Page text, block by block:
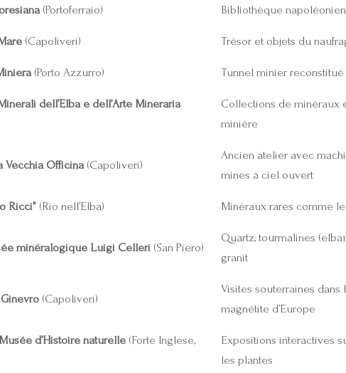
(Portoferraio) Bibliothèque
(Capoliveri) Trésor et objets du
(Porto Azzurro) Tunnel minier
dell’Elba e dell’Arte Mineraria
Collections de minéraux
minière
Vecchia Officina(Capoliveri)
Ancien atelier avec
mines à ciel ouvert
Ricci”(Rio nell’Elba) Minéraux rares comme
minéralogique Luigi Celleri(San Piero)
Quartz, tourmalines
granit
(Capoliveri)
Visites souterraines
magnétite d’Europe
d’Histoire naturelle(Forte Inglese,
Expositions interactives
les plantes